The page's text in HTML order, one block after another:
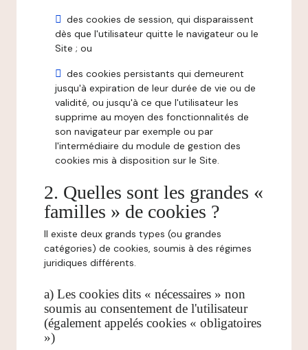
des cookies de session, qui disparaissent
dès que l'utilisateur quitte le navigateur ou le
Site ; ou
des cookies persistants qui demeurent
jusqu'à expiration de leur durée de vie ou de
validité, ou jusqu'à ce que l'utilisateur les
supprime au moyen des fonctionnalités de
son navigateur par exemple ou par
l'intermédiaire du module de gestion des
cookies mis à disposition sur le Site.
2. Quelles sont les grandes «
familles » de cookies ?
Il existe deux grands types (ou grandes
catégories) de cookies, soumis à des régimes
juridiques différents.
a) Les cookies dits « nécessaires » non
soumis au consentement de l'utilisateur
(également appelés cookies « obligatoires
»)